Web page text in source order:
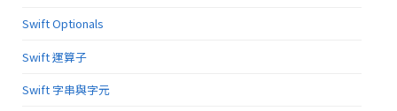
Swift Optionals
Swift 運算子
Swift 字串與字元